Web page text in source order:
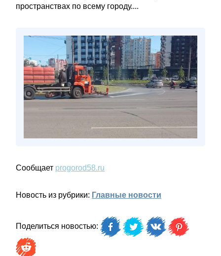
пространствах по всему городу....
Сообщает progorod58.ru
Новость из рубрики: Главные новости
Поделиться новостью: